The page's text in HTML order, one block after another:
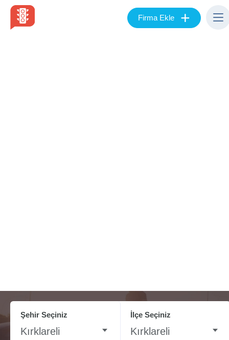
Firma Ekle +
Şehir Seçiniz
Kırklareli
İlçe Seçiniz
Kırklareli